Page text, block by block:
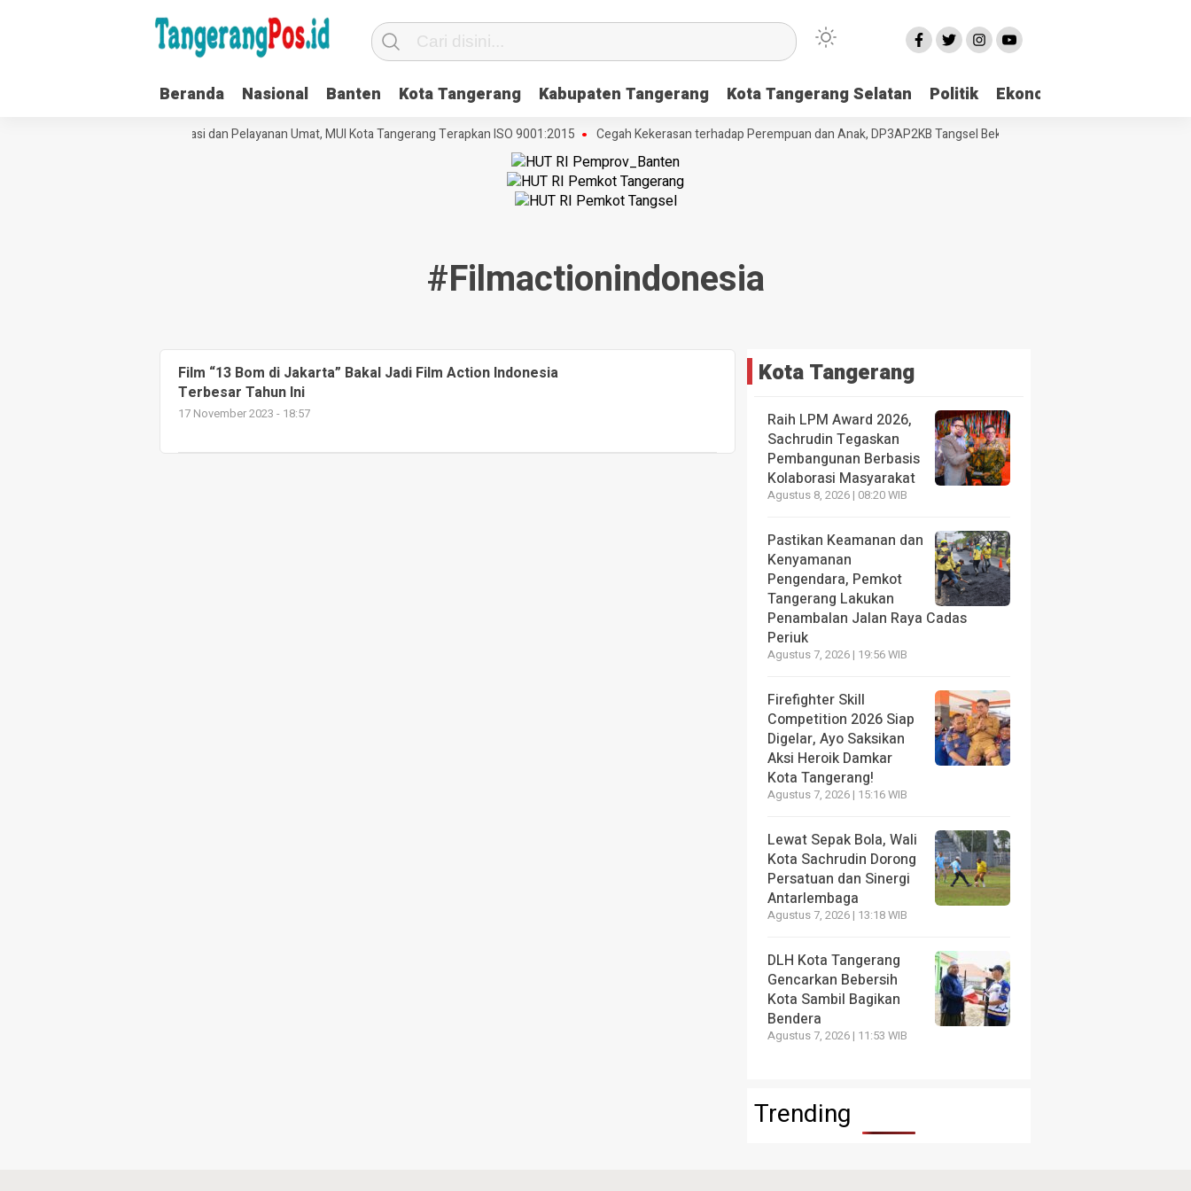
Beranda Nasional Banten Kota Tangerang Kabupaten Tangerang Kota Tangerang Selatan Politik Ekonomi
Perkuat Tata Kelola Organisasi dan Pelayanan Umat, MUI Kota Tangerang Terapkan ISO 9001:2015 Cegah Kekerasan terhadap Perempuan dan Anak, DP3AP2KB Tangsel Bekali Masyarakat Manajemen Stres
#filmactionindonesia
Film “13 Bom di Jakarta” Bakal Jadi Film Action Indonesia
Terbesar Tahun Ini
17 November 2023 - 18:57
Kota Tangerang
Raih LPM Award 2026,
Sachrudin Tegaskan
Pembangunan Berbasis
Kolaborasi Masyarakat
Agustus 8, 2026 | 08:20 WIB
Pastikan Keamanan dan
Kenyamanan
Pengendara, Pemkot
Tangerang Lakukan
Penambalan Jalan Raya Cadas
Periuk
Agustus 7, 2026 | 19:56 WIB
Firefighter Skill
Competition 2026 Siap
Digelar, Ayo Saksikan
Aksi Heroik Damkar
Kota Tangerang!
Agustus 7, 2026 | 15:16 WIB
Lewat Sepak Bola, Wali
Kota Sachrudin Dorong
Persatuan dan Sinergi
Antarlembaga
Agustus 7, 2026 | 13:18 WIB
DLH Kota Tangerang
Gencarkan Bebersih
Kota Sambil Bagikan
Bendera
Agustus 7, 2026 | 11:53 WIB
Trending